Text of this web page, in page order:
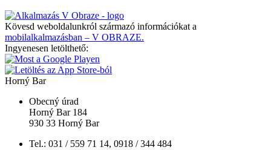
Kövesd weboldalunkról származó információkat a
mobilalkalmazásban – V OBRAZE.
Ingyenesen letölthető:
Horný Bar
Obecný úrad
Horný Bar 184
930 33 Horný Bar
Tel.: 031 / 559 71 14, 0918 / 344 484